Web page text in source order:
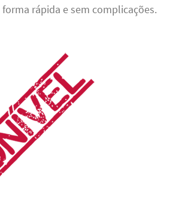
rápida e sem complicações.